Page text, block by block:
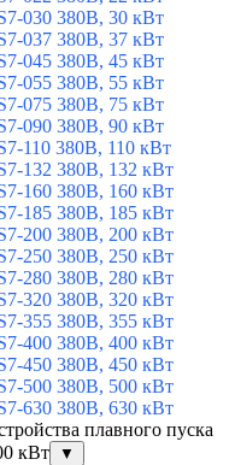
030 380В, 30 кВт
037 380В, 37 кВт
045 380В, 45 кВт
055 380В, 55 кВт
075 380В, 75 кВт
090 380В, 90 кВт
110 380В, 110 кВт
132 380В, 132 кВт
160 380В, 160 кВт
185 380В, 185 кВт
200 380В, 200 кВт
250 380В, 250 кВт
280 380В, 280 кВт
320 380В, 320 кВт
355 380В, 355 кВт
400 380В, 400 кВт
450 380В, 450 кВт
500 380В, 500 кВт
630 380В, 630 кВт
плавного пуска
кВт
▼